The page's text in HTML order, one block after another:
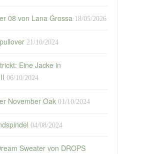
08 von Lana Grossa 18/05/2026
21/10/2024
Eine Jacke in
06/10/2024
November Oak 01/10/2024
04/08/2024
Sweater von DROPS